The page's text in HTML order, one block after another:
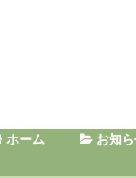
ホーム お知